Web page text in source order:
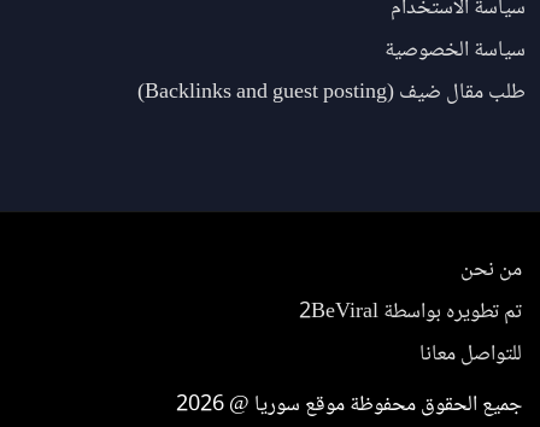
سياسة الاستخدام
سياسة الخصوصية
طلب مقال ضيف (Backlinks and guest posting)
جميع الحقوق محفوظة موقع سوريا @ 2026
من نحن
تم تطويره بواسطة 2BeViral
للتواصل معانا